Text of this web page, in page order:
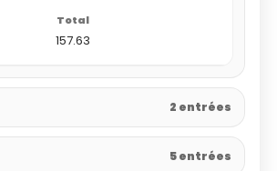
157.63
2 entrées
5 entrées